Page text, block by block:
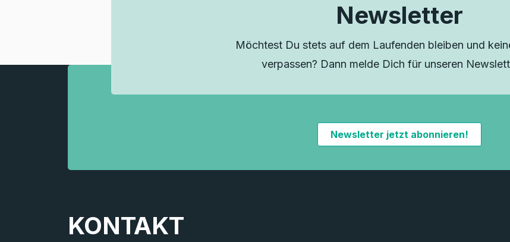
Newsletter
Möchtest Du stets auf dem Laufenden bleiben und
verpassen? Dann melde Dich für unseren
Newsletter jetzt abonnieren!
KONTAKT